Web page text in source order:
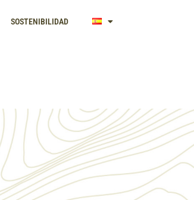
SOSTENIBILIDAD